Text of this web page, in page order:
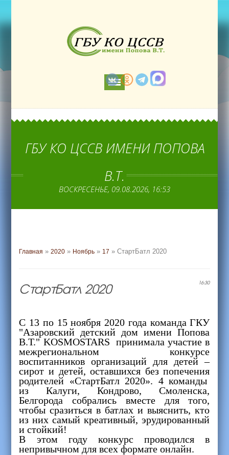
ГБУ КО ЦССВ ИМЕНИ ПОПОВА
В.Т.
ВОСКРЕСЕНЬЕ, 09.08.2026, 16:53
Главная »2020 » Ноябрь » 17 » СтартБатл 2020
16:30
СтартБатл 2020
С 13 по 15 ноября 2020 года команда ГКУ
"Азаровский детский дом имени Попова
В.Т." KOSMOSTARS принимала участие в
межрегиональном конкурсе
воспитанников организаций для детей –
сирот и детей, оставшихся без попечения
родителей «СтартБатл 2020». 4 команды
из Калуги, Кондрово, Смоленска,
Белгорода собрались вместе для того,
чтобы сразиться в батлах и выяснить, кто
из них самый креативный, эрудированный
и стойкий!
В этом году конкурс проводился в
непривычном для всех формате онлайн.